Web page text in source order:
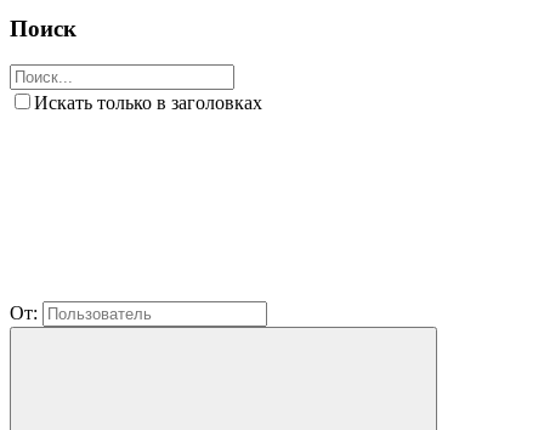
Поиск
Искать только в заголовках
От: